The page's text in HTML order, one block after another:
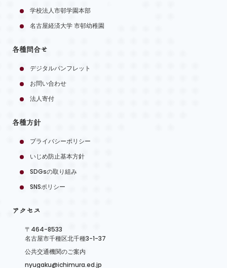
学校法人市邨学園本部
名古屋経済大学 市邨幼稚園
各種問合せ
デジタルパンフレット
お問い合わせ
法人寄付
各種方針
プライバシーポリシー
いじめ防止基本方針
SDGsの取り組み
SNSポリシー
アクセス
〒464-8533
名古屋市千種区北千種3-1-37
公共交通機関のご案内
nyugaku@ichimura.ed.jp